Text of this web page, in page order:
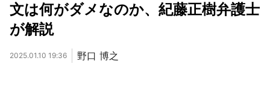
文は何がダメなのか、紀藤正樹弁護士
が解説
2025.01.10 19:36 野口 博之